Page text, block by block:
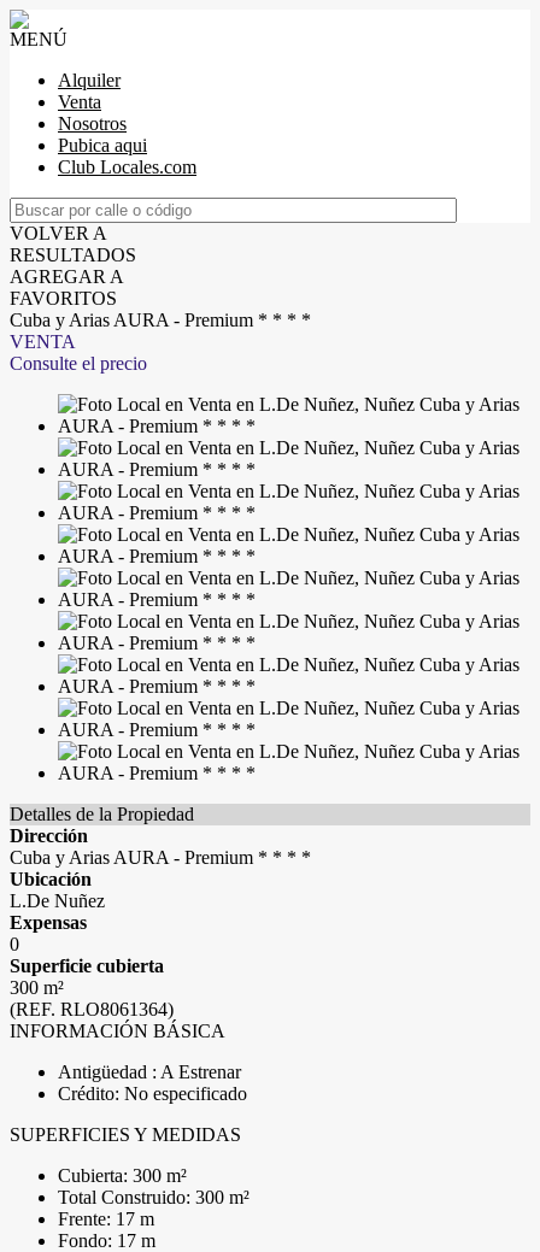
MENÚ
Alquiler
Venta
Nosotros
Pubica aqui
Club Locales.com
VOLVER A
RESULTADOS
AGREGAR A
FAVORITOS
Cuba y Arias AURA - Premium * * * *
VENTA
Consulte el precio
Detalles de la Propiedad
Dirección
Cuba y Arias AURA - Premium * * * *
Ubicación
L.De Nuñez
Expensas
0
Superficie cubierta
300 m²
(REF. RLO8061364)
INFORMACIÓN BÁSICA
Antigüedad : A Estrenar
Crédito: No especificado
SUPERFICIES Y MEDIDAS
Cubierta: 300 m²
Total Construido: 300 m²
Frente: 17 m
Fondo: 17 m